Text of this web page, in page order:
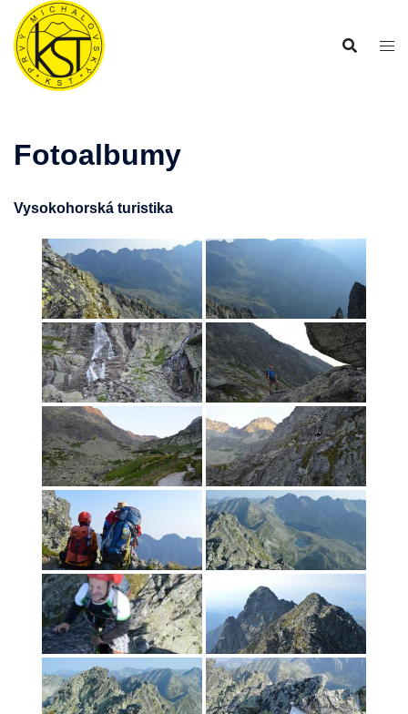
Preskočiť
obsah
Fotoalbumy
Vysokohorská turistika